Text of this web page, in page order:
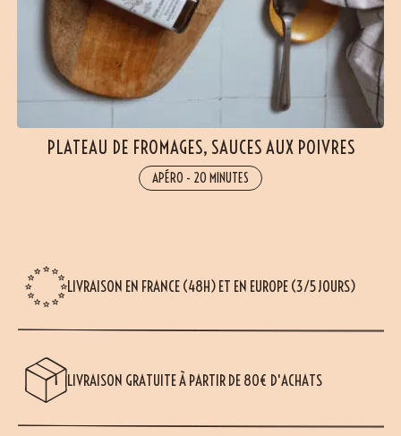
PLATEAU DE FROMAGES, SAUCES AUX POIVRES
APÉRO - 20 MINUTES
LIVRAISON EN FRANCE (48H) ET EN EUROPE (3/5 JOURS)
LIVRAISON GRATUITE À PARTIR DE 80€ D'ACHATS